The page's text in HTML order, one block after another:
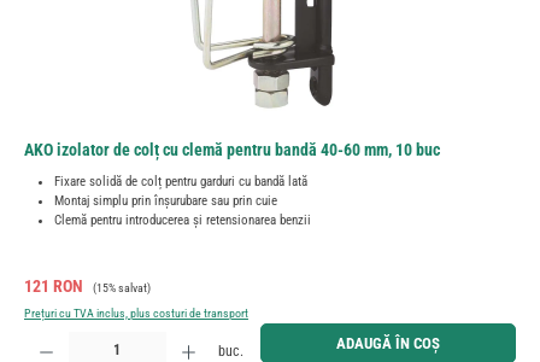
AKO izolator de colț cu clemă pentru bandă 40-60 mm, 10 buc
Fixare solidă de colț pentru garduri cu bandă lată
Montaj simplu prin înșurubare sau prin cuie
Clemă pentru introducerea și retensionarea benzii
Preț de vânzare:
121 RON Preț obișnuit:
(15% salvat)
Prețuri cu TVA inclus, plus costuri de transport
Cantitate produs: Introduceți cantitatea dorită sau utilizați butoanele pentru a mări sau micșora
buc. ADAUGĂ ÎN COȘ